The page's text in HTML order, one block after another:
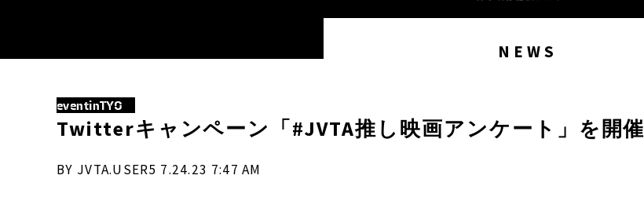
NEWS
eventinTYO
Twitterキャンペーン「#JVTA推し映画アンケート」を開催
BY JVTA.USER5 7.24.23 7:47 AM